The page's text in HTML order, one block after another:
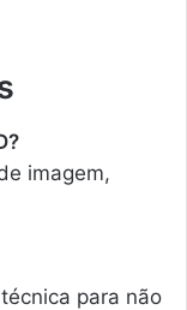
imagem,
para não